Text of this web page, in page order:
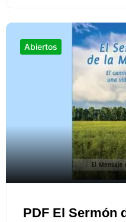
Abiertos
PDF El Sermón